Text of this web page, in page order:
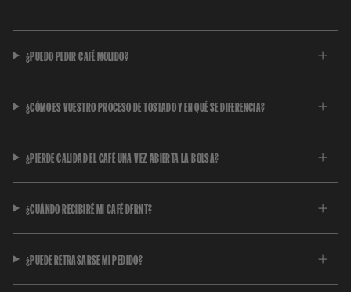
¿PUEDO PEDIR CAFÉ MOLIDO?
¿CÓMO ES VUESTRO PROCESO DE TOSTADO Y EN QUÉ SE DIFERENCIA?
¿PIERDE CALIDAD EL CAFÉ UNA VEZ ABIERTA LA BOLSA?
¿CUÁNDO RECIBIRÉ MI CAFÉ DFRNT?
¿PUEDE RETRASARSE MI PEDIDO?